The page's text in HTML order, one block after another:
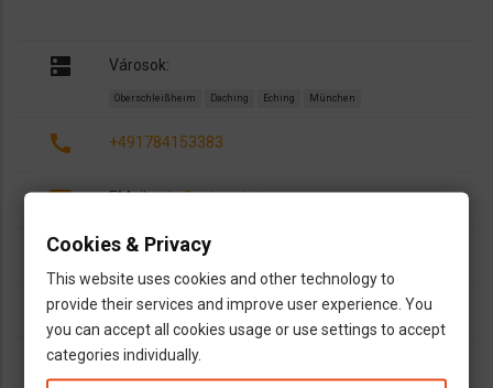
dns Városok:
Oberschleißheim Daching Eching München
call +491784153383
email EMail:info@ash-osh.de
open_in_new http://bit.ly/ASH-magyar-bolt
dns
outlined_flag
Cookies & Privacy
This website uses cookies and other technology to
provide their services and improve user experience. You
you can accept all cookies usage or use settings to accept
categories individually.